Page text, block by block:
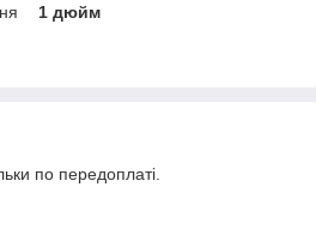
1 дюйм
по передоплаті.